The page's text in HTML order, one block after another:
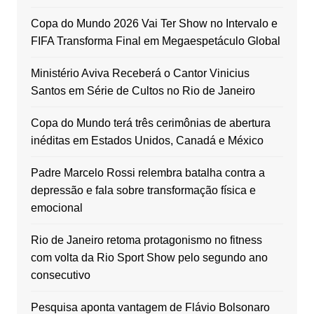
Copa do Mundo 2026 Vai Ter Show no Intervalo e
FIFA Transforma Final em Megaespetáculo Global
Ministério Aviva Receberá o Cantor Vinicius
Santos em Série de Cultos no Rio de Janeiro
Copa do Mundo terá três cerimônias de abertura
inéditas em Estados Unidos, Canadá e México
Padre Marcelo Rossi relembra batalha contra a
depressão e fala sobre transformação física e
emocional
Rio de Janeiro retoma protagonismo no fitness
com volta da Rio Sport Show pelo segundo ano
consecutivo
Pesquisa aponta vantagem de Flávio Bolsonaro